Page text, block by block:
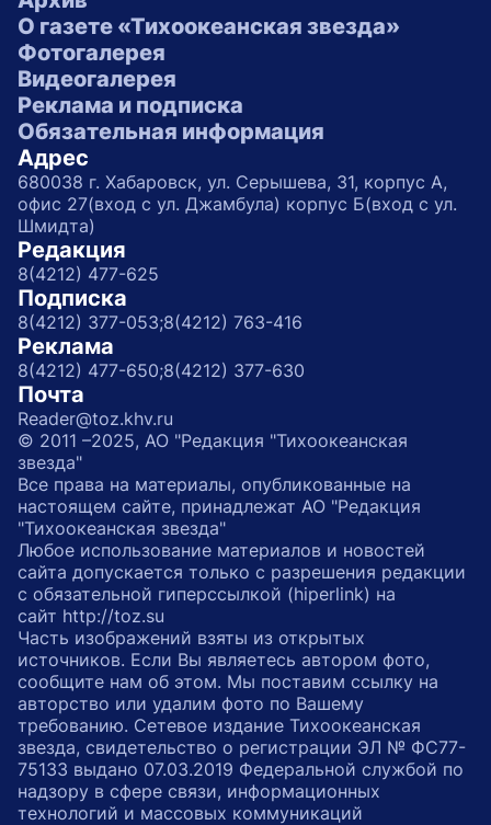
О газете «Тихоокеанская звезда»
Фотогалерея
Видеогалерея
Реклама и подписка
Обязательная информация
Адрес
680038 г. Хабаровск, ул. Серышева, 31, корпус А,
офис 27(вход с ул. Джамбула) корпус Б(вход с ул.
Шмидта)
Редакция
8(4212) 477-625
Подписка
8(4212) 377-053;8(4212) 763-416
Реклама
8(4212) 477-650;8(4212) 377-630
Почта
Reader@toz.khv.ru
© 2011 –2025, АО "Редакция "Тихоокеанская
звезда"
Все права на материалы, опубликованные на
настоящем сайте, принадлежат АО "Редакция
"Тихоокеанская звезда"
Любое использование материалов и новостей
сайта допускается только с разрешения редакции
с обязательной гиперссылкой (hiperlink) на
сайт http://toz.su
Часть изображений взяты из открытых
источников. Если Вы являетесь автором фото,
сообщите нам об этом. Мы поставим ссылку на
авторство или удалим фото по Вашему
требованию. Сетевое издание Тихоокеанская
звезда, свидетельство о регистрации ЭЛ № ФС77-
75133 выдано 07.03.2019 Федеральной службой по
надзору в сфере связи, информационных
технологий и массовых коммуникаций